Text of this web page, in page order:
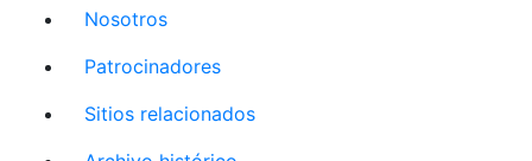
Nosotros
Patrocinadores
Sitios relacionados